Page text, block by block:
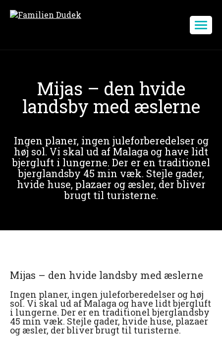
Mijas – den hvide
landsby med æslerne
Ingen planer, ingen juleforberedelser og
høj sol. Vi skal ud af Malaga og have lidt
bjergluft i lungerne. Der er en traditionel
bjerglandsby 45 min væk. Stejle gader,
hvide huse, plazaer og æsler, der bliver
brugt til turisterne.
Mijas – den hvide landsby med æslerne
Ingen planer, ingen juleforberedelser og høj
sol. Vi skal ud af Malaga og have lidt bjergluft
i lungerne. Der er en traditionel bjerglandsby
45 min væk. Stejle gader, hvide huse, plazaer
og æsler, der bliver brugt til turisterne.